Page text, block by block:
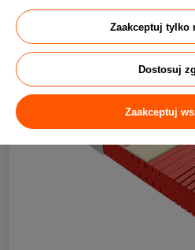
Zaakceptuj tylko
Dostosuj
Zaakceptuj